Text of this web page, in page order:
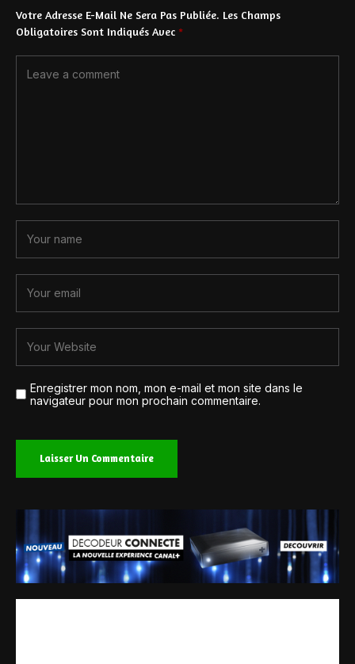
Votre Adresse E-Mail Ne Sera Pas Publiée. Les Champs
Obligatoires Sont Indiqués Avec *
Enregistrer mon nom, mon e-mail et mon site dans le
navigateur pour mon prochain commentaire.